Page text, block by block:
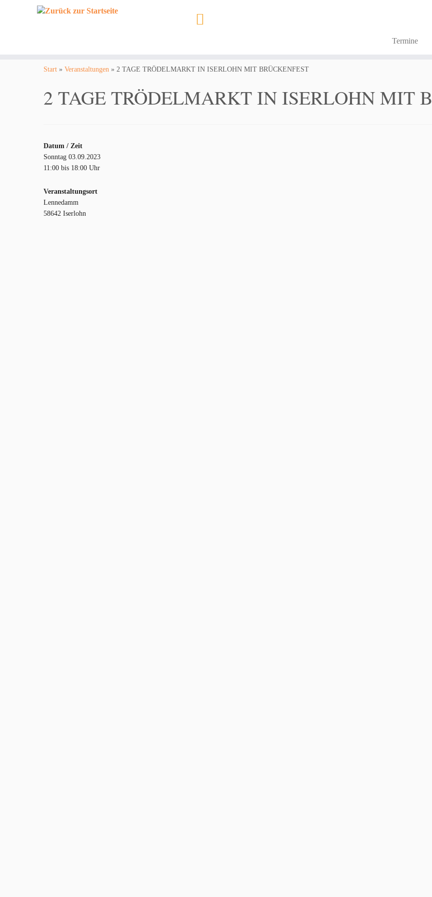
Termine
Start » Veranstaltungen » 2 TAGE TRÖDELMARKT IN ISERLOHN MIT BRÜCKENFEST
2 TAGE TRÖDELMARKT IN ISERLOHN MIT
Datum / Zeit
Sonntag 03.09.2023
11:00 bis 18:00 Uhr
Veranstaltungsort
Lennedamm
58642 Iserlohn